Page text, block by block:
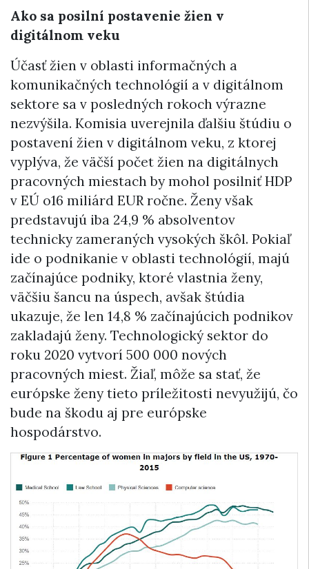
Ako sa posilní postavenie žien v
digitálnom veku
Účasť žien v oblasti informačných a
komunikačných technológií a v digitálnom
sektore sa v posledných rokoch výrazne
nezvýšila. Komisia uverejnila ďalšiu štúdiu o
postavení žien v digitálnom veku, z ktorej
vyplýva, že väčší počet žien na digitálnych
pracovných miestach by mohol posilniť HDP
v EÚ o16 miliárd EUR ročne. Ženy však
predstavujú iba 24,9 % absolventov
technicky zameraných vysokých škôl. Pokiaľ
ide o podnikanie v oblasti technológií, majú
začínajúce podniky, ktoré vlastnia ženy,
väčšiu šancu na úspech, avšak štúdia
ukazuje, že len 14,8 % začínajúcich podnikov
zakladajú ženy. Technologický sektor do
roku 2020 vytvorí 500 000 nových
pracovných miest. Žiaľ, môže sa stať, že
európske ženy tieto príležitosti nevyužijú, čo
bude na škodu aj pre európske
hospodárstvo.